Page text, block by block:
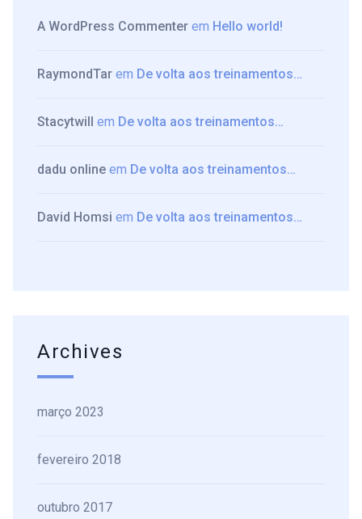
A WordPress Commenter em Hello world!
RaymondTar em De volta aos treinamentos…
Stacytwill em De volta aos treinamentos…
dadu online em De volta aos treinamentos…
David Homsi em De volta aos treinamentos…
Archives
março 2023
fevereiro 2018
outubro 2017